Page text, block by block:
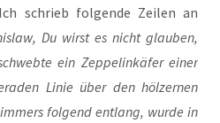
schrieb fol­gen­de Zei­len an
Du wirst es nicht glau­ben,
ein Zep­pel­in­kä­fer einer
Linie über den höl­zer­nen
fol­gend ent­lang, wur­de in